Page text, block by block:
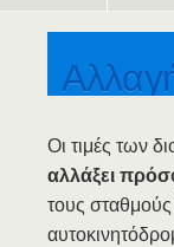
Οι τιμές των
αλλάξει
τους σταθμούς